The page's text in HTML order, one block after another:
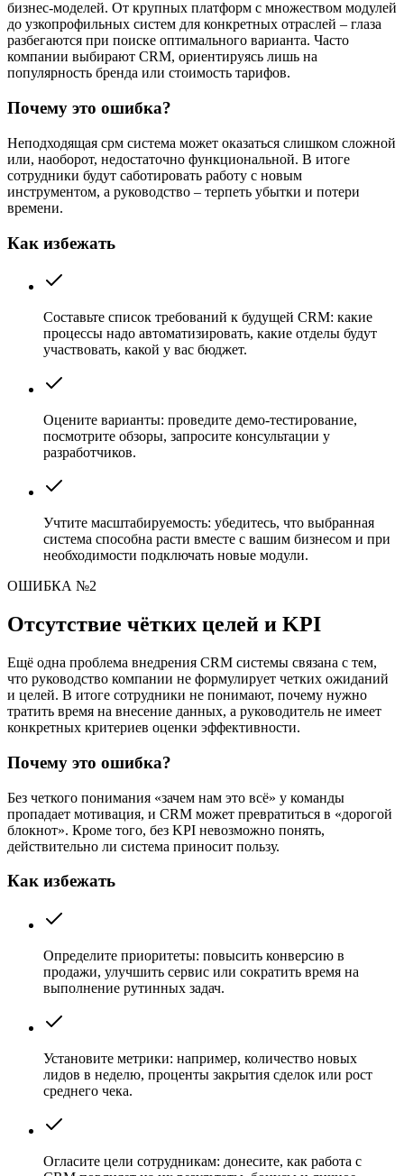
бизнес-моделей. От крупных платформ с множеством модулей
до узкопрофильных систем для конкретных отраслей – глаза
разбегаются при поиске оптимального варианта. Часто
компании выбирают CRM, ориентируясь лишь на
популярность бренда или стоимость тарифов.
Почему это ошибка?
Неподходящая срм система может оказаться слишком сложной
или, наоборот, недостаточно функциональной. В итоге
сотрудники будут саботировать работу с новым
инструментом, а руководство – терпеть убытки и потери
времени.
Как избежать
Составьте список требований к будущей CRM: какие
процессы надо автоматизировать, какие отделы будут
участвовать, какой у вас бюджет.
Оцените варианты: проведите демо-тестирование,
посмотрите обзоры, запросите консультации у
разработчиков.
Учтите масштабируемость: убедитесь, что выбранная
система способна расти вместе с вашим бизнесом и при
необходимости подключать новые модули.
ОШИБКА №2
Отсутствие чётких целей и KPI
Ещё одна проблема внедрения CRM системы связана с тем,
что руководство компании не формулирует четких ожиданий
и целей. В итоге сотрудники не понимают, почему нужно
тратить время на внесение данных, а руководитель не имеет
конкретных критериев оценки эффективности.
Почему это ошибка?
Без четкого понимания «зачем нам это всё» у команды
пропадает мотивация, и CRM может превратиться в «дорогой
блокнот». Кроме того, без KPI невозможно понять,
действительно ли система приносит пользу.
Как избежать
Определите приоритеты: повысить конверсию в
продажи, улучшить сервис или сократить время на
выполнение рутинных задач.
Установите метрики: например, количество новых
лидов в неделю, проценты закрытия сделок или рост
среднего чека.
Огласите цели сотрудникам: донесите, как работа с